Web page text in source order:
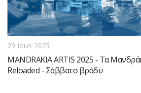
29 Ιουλ 2025
MANDRAKIA ARTIS 2025 - Τα
Reloaded - Σάββατο βράδυ